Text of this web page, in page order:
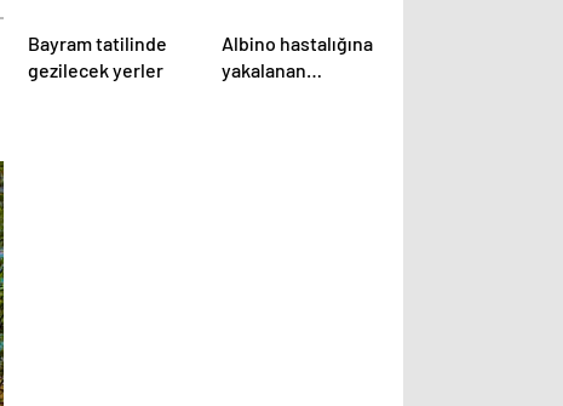
Bayram tatilinde
gezilecek yerler
Albino hastalığına
yakalanan